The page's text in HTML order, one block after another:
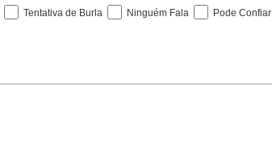
l
Tentativa de Burla Ninguém Fala Pode Confiar